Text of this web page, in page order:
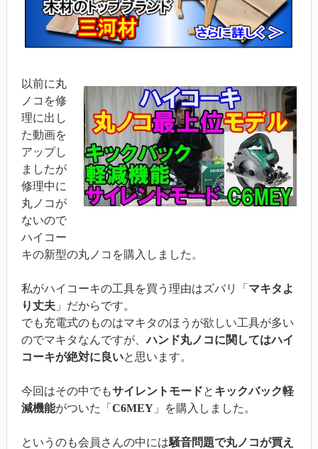
以前に丸
ノコを修
理に出し
た動画を
アップし
ましたが
修理中に
丸ノコが
ないので
ハイコー
キの新型の丸ノコを購入しました。
私がハイコーキの工具を買う理由はズバリ「 マキタよ
り丈夫」だからです。
でも充電式のものはマキタのほうが欲しい工具が多い
のでマキタなんですが、ハンド丸ノコに関してはハイ
コーキが絶対に良いと思います。
今回はその中でもサイレントモードと キックバック軽
減機能がついた「 C6MEY」を購入しました。
というのも会員さんの中には騒音問題で丸ノコが買え